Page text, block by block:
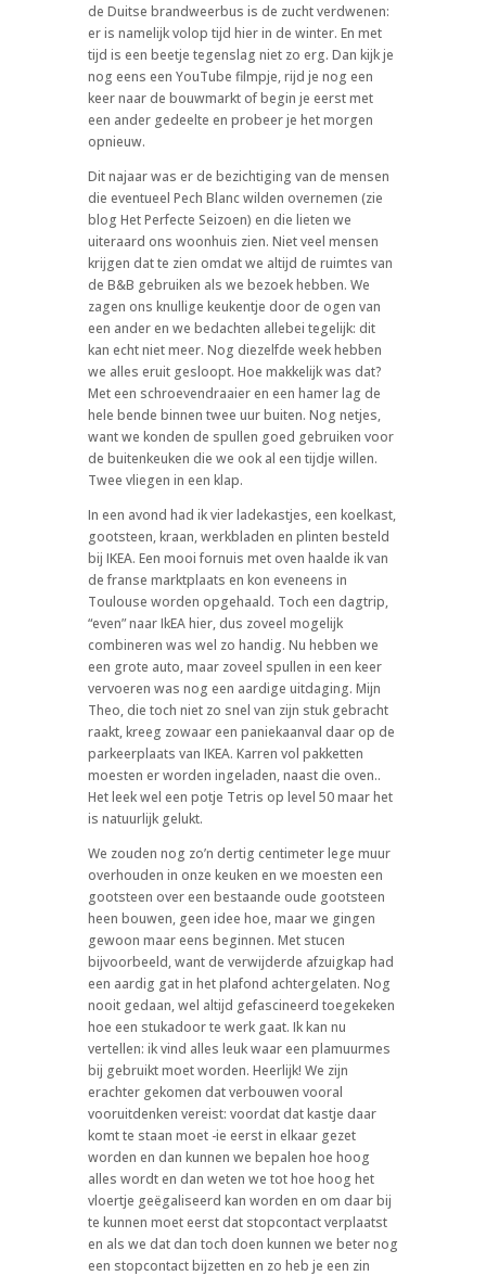
de Duitse brandweerbus is de zucht verdwenen:
er is namelijk volop tijd hier in de winter. En met
tijd is een beetje tegenslag niet zo erg. Dan kijk je
nog eens een YouTube filmpje, rijd je nog een
keer naar de bouwmarkt of begin je eerst met
een ander gedeelte en probeer je het morgen
opnieuw.
Dit najaar was er de bezichtiging van de mensen
die eventueel Pech Blanc wilden overnemen (zie
blog Het Perfecte Seizoen) en die lieten we
uiteraard ons woonhuis zien. Niet veel mensen
krijgen dat te zien omdat we altijd de ruimtes van
de B&B gebruiken als we bezoek hebben. We
zagen ons knullige keukentje door de ogen van
een ander en we bedachten allebei tegelijk: dit
kan echt niet meer. Nog diezelfde week hebben
we alles eruit gesloopt. Hoe makkelijk was dat?
Met een schroevendraaier en een hamer lag de
hele bende binnen twee uur buiten. Nog netjes,
want we konden de spullen goed gebruiken voor
de buitenkeuken die we ook al een tijdje willen.
Twee vliegen in een klap.
In een avond had ik vier ladekastjes, een koelkast,
gootsteen, kraan, werkbladen en plinten besteld
bij IKEA. Een mooi fornuis met oven haalde ik van
de franse marktplaats en kon eveneens in
Toulouse worden opgehaald. Toch een dagtrip,
“even” naar IkEA hier, dus zoveel mogelijk
combineren was wel zo handig. Nu hebben we
een grote auto, maar zoveel spullen in een keer
vervoeren was nog een aardige uitdaging. Mijn
Theo, die toch niet zo snel van zijn stuk gebracht
raakt, kreeg zowaar een paniekaanval daar op de
parkeerplaats van IKEA. Karren vol pakketten
moesten er worden ingeladen, naast die oven..
Het leek wel een potje Tetris op level 50 maar het
is natuurlijk gelukt.
We zouden nog zo’n dertig centimeter lege muur
overhouden in onze keuken en we moesten een
gootsteen over een bestaande oude gootsteen
heen bouwen, geen idee hoe, maar we gingen
gewoon maar eens beginnen. Met stucen
bijvoorbeeld, want de verwijderde afzuigkap had
een aardig gat in het plafond achtergelaten. Nog
nooit gedaan, wel altijd gefascineerd toegekeken
hoe een stukadoor te werk gaat. Ik kan nu
vertellen: ik vind alles leuk waar een plamuurmes
bij gebruikt moet worden. Heerlijk! We zijn
erachter gekomen dat verbouwen vooral
vooruitdenken vereist: voordat dat kastje daar
komt te staan moet -ie eerst in elkaar gezet
worden en dan kunnen we bepalen hoe hoog
alles wordt en dan weten we tot hoe hoog het
vloertje geëgaliseerd kan worden en om daar bij
te kunnen moet eerst dat stopcontact verplaatst
en als we dat dan toch doen kunnen we beter nog
een stopcontact bijzetten en zo heb je een zin